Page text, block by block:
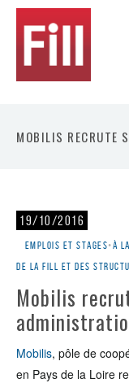
MOBILIS RECRUTE
19/10/2016
Emplois et stages•À
de la Fill et des
Mobilis
Mobilis, pôle de
en Pays de la Loire